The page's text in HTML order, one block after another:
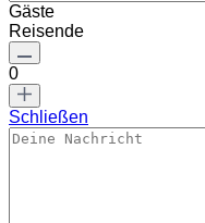
Gäste
Reisende
0
Schließen